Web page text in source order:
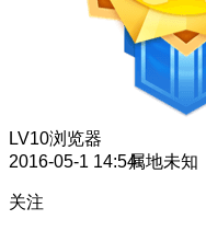
LV10浏览器
2016-05-1 14:54属地未知
关注